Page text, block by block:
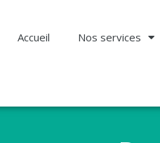
Accueil Nos services